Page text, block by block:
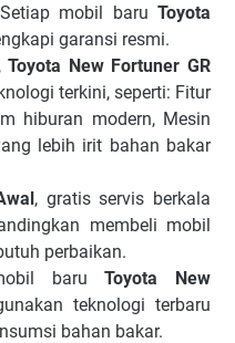
mobil baruToyota
garansi resmi.
Toyota New Fortuner GR
terkini, seperti: Fitur
hiburan modern, Mesin
lebih irit bahan bakar
, gratis servis berkala
membeli mobil
perbaikan.
baruToyota New
teknologi terbaru
bahan bakar.